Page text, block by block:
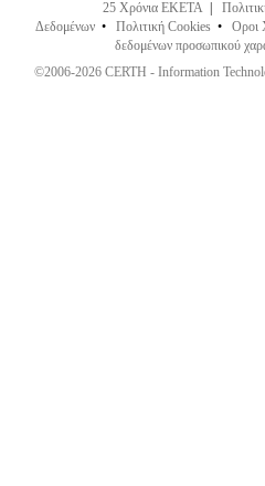
25 Χρόνια ΕΚΕΤΑ
Δεδομένων • Πολιτική Cookies • Οροι
δεδομένων προσωπικού
©2006-2026 CERTH - Information